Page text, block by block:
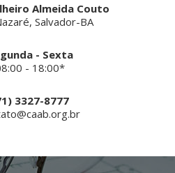
Almeida Couto
Salvador-BA
- Sexta
- 18:00*
3327-8777